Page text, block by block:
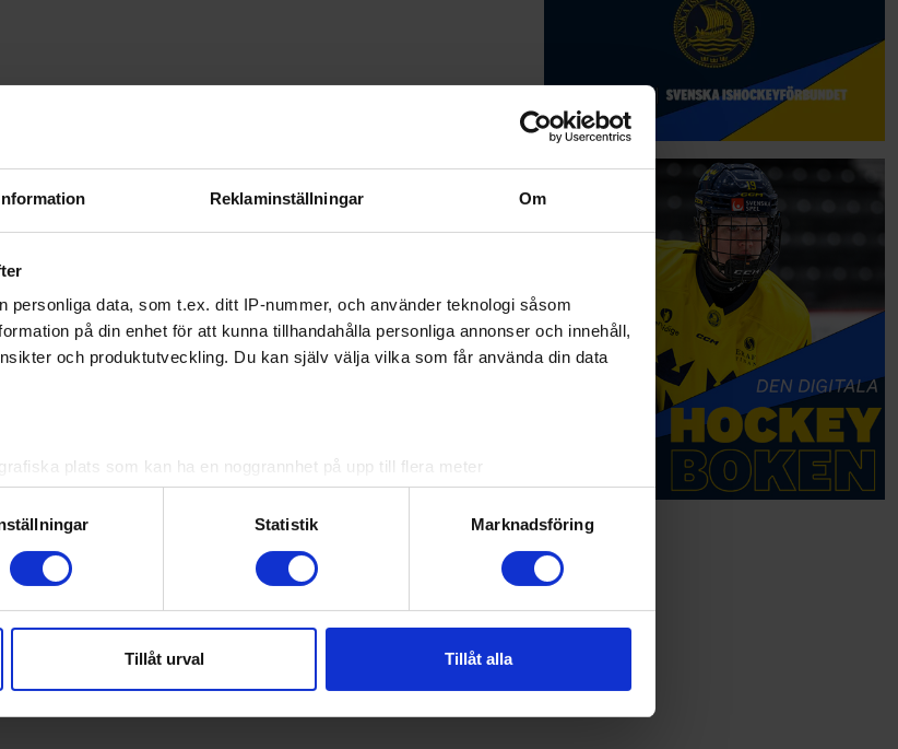
Reklaminställningar Om
personliga data, som t.ex. ditt IP-nummer, och använder teknologi såsom
på din enhet för att kunna tillhandahålla personliga annonser och innehåll,
och produktutveckling. Du kan själv välja vilka som får använda din data
plats som kan ha en noggrannhet på upp till flera meter
skanna den för specifika kännetecken (fingeravtryck)
behandlas och ställ in dina preferenser i
detaljsektionen. Du kan ändra
från cookie-förklaringen.
vidarebefordrar även sådana identifierare och annan information från din enhet
som vi samarbetar med. Dessa kan i sin tur kombinera informationen
Statistik Marknadsföring
Tillåt urval Tillåt alla